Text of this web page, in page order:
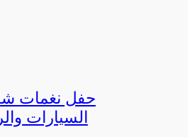
حفل نغمات
السيارات